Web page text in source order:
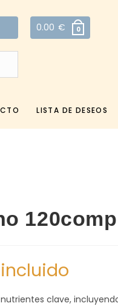
0.00 € 0
LISTA DE DESEOS
clave,